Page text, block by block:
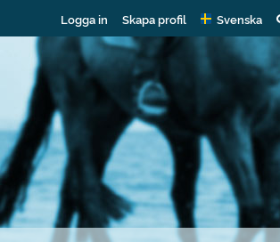
Logga in Skapa profil Svenska